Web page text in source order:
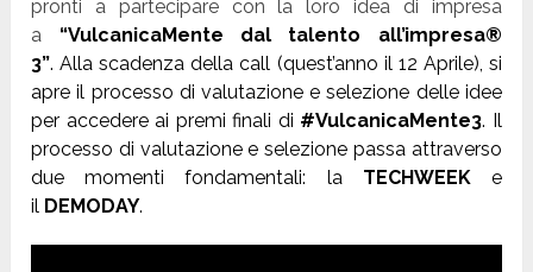
pronti a partecipare con la loro idea di impresa
a
“VulcanicaMente dal talento all’impresa®
3”. Alla scadenza della call (quest’anno il 12 Aprile), si
apre il processo di valutazione e selezione delle idee
per accedere ai premi finali di #VulcanicaMente3. Il
processo di valutazione e selezione passa attraverso
due momenti fondamentali: la TECHWEEKe
il DEMODAY.